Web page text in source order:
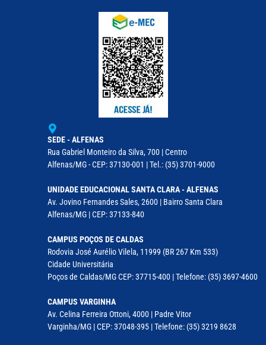
SEDE - ALFENAS
Rua Gabriel Monteiro da Silva, 700 | Centro
Alfenas/MG - CEP: 37130-001 | Tel.: (35) 3701-9000
UNIDADE EDUCACIONAL SANTA CLARA - ALFENAS
Av. Jovino Fernandes Sales, 2600 | Bairro Santa Clara
Alfenas/MG | CEP: 37133-840
CAMPUS POÇOS DE CALDAS
Rodovia José Aurélio Vilela, 11999 (BR 267 Km 533)
Cidade Universitária
Poços de Caldas/MG CEP: 37715-400 | Telefone: (35) 3697-4600
CAMPUS VARGINHA
Av. Celina Ferreira Ottoni, 4000 | Padre Vitor
Varginha/MG | CEP: 37048-395 | Telefone: (35) 3219 8628